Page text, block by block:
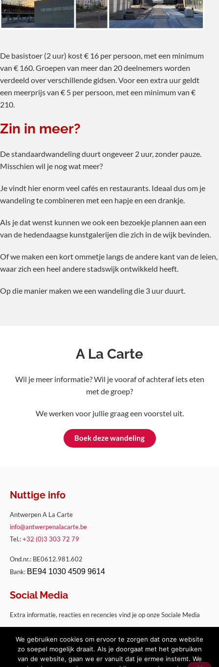
De basistoer (2 uur) kost € 16 per persoon, met een minimum
van € 160. Groepen van meer dan 20 deelnemers worden
verdeeld over verschillende gidsen. Voor een extra uur geldt
een meerprijs van € 5 per persoon, met een minimum van €
210.
Zin in meer?
De standaardwandeling duurt ongeveer 2 uur, zonder pauze.
Misschien wil je nog wat meer?
Je vindt hier enorm veel cafés en restaurants. Ideaal dus om je
wandeling te combineren met een hapje en een drankje.
Als je dat wenst kunnen we ook een bezoekje plannen aan een
van de hedendaagse kunstgalerijen die zich in de wijk bevinden.
Of we maken een kort ommetje langs de andere kant van de leien,
waar zich een heel andere stadswijk ontwikkeld heeft.
Op die manier maken we een wandeling die 3 uur duurt.
A La Carte
Wil je meer informatie? Wil je vooraf of achteraf iets eten
met de groep?
We werken voor jullie graag een voorstel uit.
Boek deze wandeling
Nuttige info
Antwerpen A La Carte
info@antwerpenalacarte.be
Tel.:+32 (0)3 303 72 79
Ond.nr.: BE0612.981.602
Bank: BE94 1030 4509 9614
Social Media
Extra informatie, reacties en recencies vind je op onze Sociale Media
We gebruiken cookies om ervoor te zorgen dat onze website
zo soepel mogelijk draait. Als je doorgaat met het gebruiken
van de website, gaan we er vanuit dat je ermee instemt. We